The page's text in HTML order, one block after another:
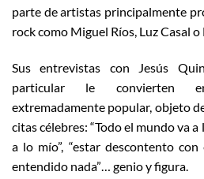
parte de artistas principalmente
rock como Miguel Ríos, Luz Casal
Sus entrevistas con Jesús
particular le convierten
extremadamente popular, objeto
citas célebres: “Todo el mundo va
a lo mío”, “estar descontento
entendido nada”… genio y figura.